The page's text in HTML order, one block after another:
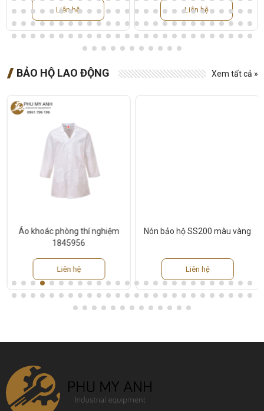
Liên hệ Liên hệ
BẢO HỘ LAO ĐỘNG Xem tất cả »
Áo khoác phòng thí nghiệm
1845956
Liên hệ
Nón bảo hộ SS200 màu vàng
Liên hệ